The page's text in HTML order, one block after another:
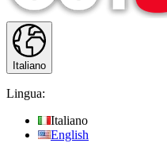
Italiano
Lingua:
Italiano
English